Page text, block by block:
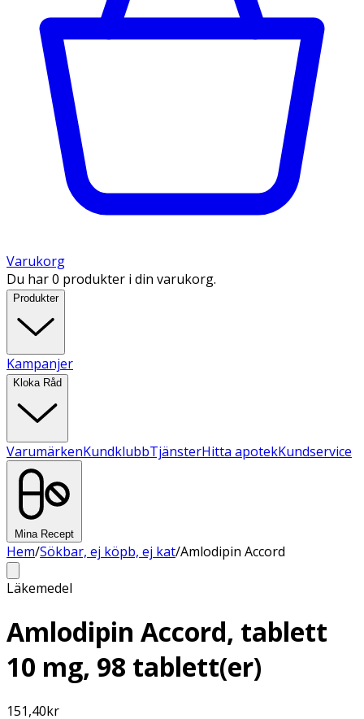
Varukorg
Du har 0 produkter i din varukorg.
Produkter
Kampanjer
Kloka Råd
VarumärkenKundklubbTjänsterHitta apotekKundservice
Mina Recept
Hem/Sökbar, ej köpb, ej kat/Amlodipin Accord
Läkemedel
Amlodipin Accord, tablett
10 mg, 98 tablett(er)
151,40kr